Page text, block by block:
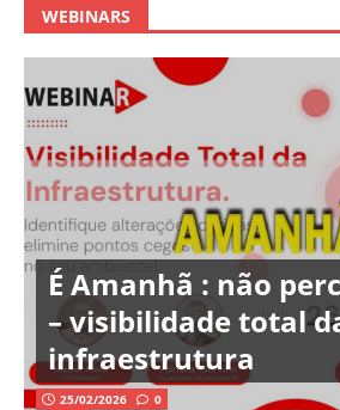
WEBINARS
É Amanhã : não
– visibilidade total
infraestrutura
25/02/2026 0